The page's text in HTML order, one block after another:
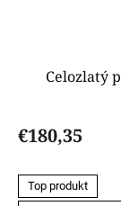
Celozlatý
€180,35
Top produkt